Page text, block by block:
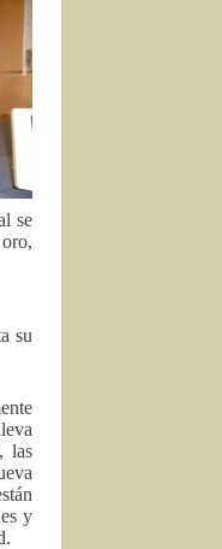
se
su
las
y